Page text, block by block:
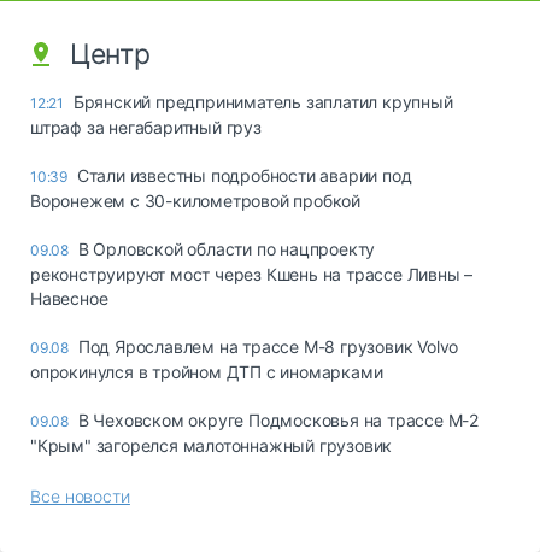
Центр
12:21
Брянский предприниматель заплатил крупный
штраф за негабаритный груз
10:39 Стали известны подробности аварии под
Воронежем с 30-километровой пробкой
09.08 В Орловской области по нацпроекту
реконструируют мост через Кшень на трассе Ливны –
Навесное
09.08 Под Ярославлем на трассе М-8 грузовик Volvo
опрокинулся в тройном ДТП с иномарками
09.08 В Чеховском округе Подмосковья на трассе М-2
"Крым" загорелся малотоннажный грузовик
Все новости